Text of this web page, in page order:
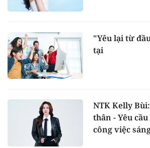
"Yêu lại từ
tại
NTK Kelly
thân - Yêu
công việc